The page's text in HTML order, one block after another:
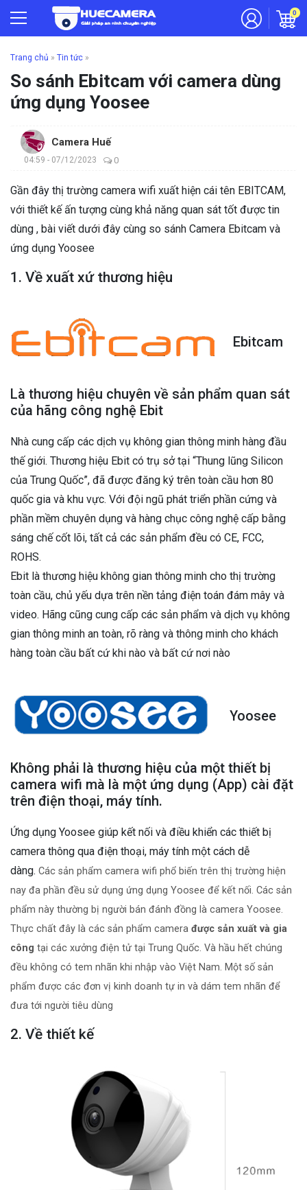
0
Trang chủ » Tin tức »
So sánh Ebitcam với camera dùng
ứng dụng Yoosee
Camera Huế
04:59 - 07/12/2023 0
Gần đây thị trường camera wifi xuất hiện cái tên EBITCAM,
với thiết kế ấn tượng cùng khả năng quan sát tốt được tin
dùng , bài viết dưới đây cùng so sánh Camera Ebitcam và
ứng dụng Yoosee
1. Về xuất xứ thương hiệu
Ebitcam
Là thương hiệu chuyên về sản phẩm quan sát
của hãng công nghệ Ebit
Nhà cung cấp các dịch vụ không gian thông minh hàng đầu
thế giới. Thương hiệu Ebit có trụ sở tại “Thung lũng Silicon
của Trung Quốc”, đã được đăng ký trên toàn cầu hơn 80
quốc gia và khu vực. Với đội ngũ phát triển phần cứng và
phần mềm chuyên dụng và hàng chục công nghệ cấp bằng
sáng chế cốt lõi, tất cả các sản phẩm đều có CE, FCC,
ROHS.
Ebit là thương hiệu không gian thông minh cho thị trường
toàn cầu, chủ yếu dựa trên nền tảng điện toán đám mây và
video. Hãng cũng cung cấp các sản phẩm và dịch vụ không
gian thông minh an toàn, rõ ràng và thông minh cho khách
hàng toàn cầu bất cứ khi nào và bất cứ nơi nào
Yoosee
Không phải là thương hiệu của một thiết bị
camera wifi mà là một ứng dụng (App) cài đặt
trên điện thoại, máy tính.
Ứng dụng Yoosee giúp kết nối và điều khiển các thiết bị
camera thông qua điện thoại, máy tính một cách dễ
dàng. Các sản phẩm camera wifi phổ biến trên thị trường hiện
nay đa phần đều sử dụng ứng dụng Yoosee để kết nối. Các sản
phẩm này thường bị người bán đánh đồng là camera Yoosee.
Thực chất đây là các sản phẩm camera được sản xuất và gia
công tại các xưởng điện tử tại Trung Quốc. Và hầu hết chúng
đều không có tem nhãn khi nhập vào Việt Nam. Một số sản
phẩm được các đơn vị kinh doanh tự in và dám tem nhãn để
đưa tới người tiêu dùng
2. Về thiết kế